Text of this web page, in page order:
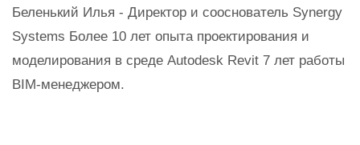
Беленький Илья - Директор и сооснователь Synergy
Systems Более 10 лет опыта проектирования и
моделирования в среде Autodesk Revit 7 лет работы
BIM-менеджером.